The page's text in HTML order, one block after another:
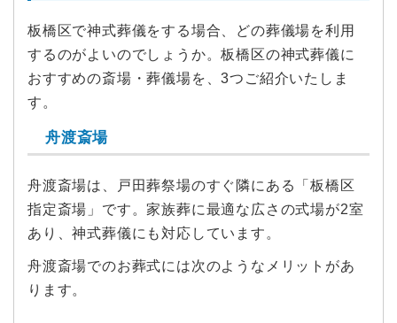
板橋区で神式葬儀をする場合、どの葬儀場を利用
するのがよいのでしょうか。板橋区の神式葬儀に
おすすめの斎場・葬儀場を、3つご紹介いたしま
す。
舟渡斎場
舟渡斎場は、戸田葬祭場のすぐ隣にある「板橋区
指定斎場」です。家族葬に最適な広さの式場が2室
あり、神式葬儀にも対応しています。
舟渡斎場でのお葬式には次のようなメリットがあ
ります。